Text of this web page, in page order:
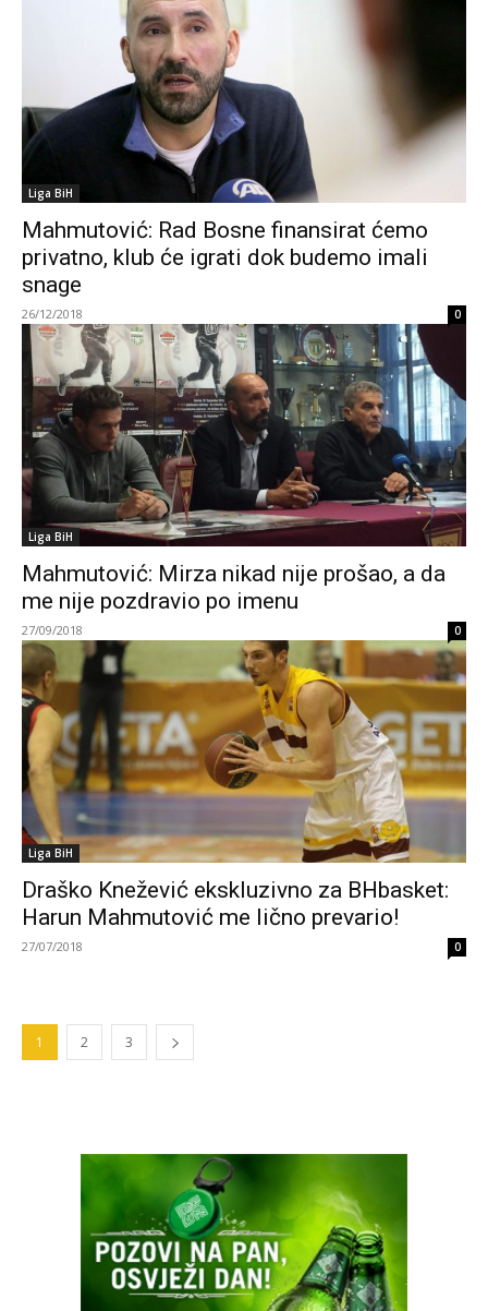
Liga BiH
Mahmutović: Rad Bosne finansirat ćemo
privatno, klub će igrati dok budemo imali
snage
26/12/2018 0
Liga BiH
Mahmutović: Mirza nikad nije prošao, a da
me nije pozdravio po imenu
27/09/2018 0
Liga BiH
Draško Knežević ekskluzivno za BHbasket:
Harun Mahmutović me lično prevario!
27/07/2018 0
1 2 3